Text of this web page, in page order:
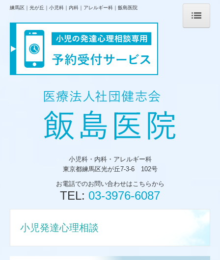
ホーム
診療のご案内
交通案内
お問い合わせ
発達外来
練馬区｜光が丘｜小児科｜内科｜アレルギー科｜飯島医院
小児科・内科・アレルギー科
東京都練馬区光が丘7-3-6 102号
お電話でのお問い合わせはこちらから
TEL: 03-3976-6087
小児発達心理相談